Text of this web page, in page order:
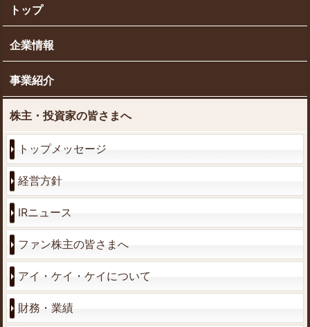
トップ
企業情報
事業紹介
株主・投資家の皆さまへ
トップメッセージ
経営方針
IRニュース
ファン株主の皆さまへ
アイ・ケイ・ケイについて
財務・業績